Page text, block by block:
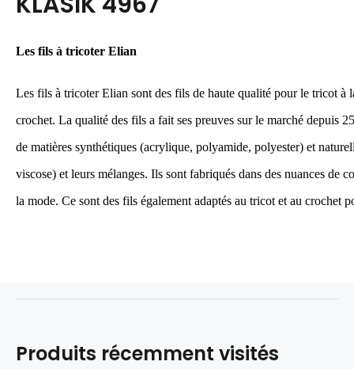
Les fils à tricoter Elian
Les fils à tricoter Elian sont des fils de haute qualité pour le tricot à
crochet. La qualité des fils a fait ses preuves sur le marché depuis
de matières synthétiques (acrylique, polyamide, polyester) et
viscose) et leurs mélanges. Ils sont fabriqués dans des nuances de
la mode. Ce sont des fils également adaptés au tricot et au crochet
Produits récemment visités